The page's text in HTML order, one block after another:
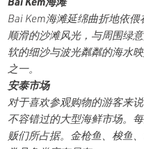
Bai Kem海滩延绵曲折地依
顺滑的沙滩风光，与周围绿
软的细沙与波光粼粼的海水
之一。
安泰市场
对于喜欢参观购物的游客来
不容错过的大型海鲜市场。
贩们所占据。金枪鱼、梭鱼